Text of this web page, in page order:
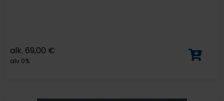
alk. 69,00 €
alv 0%